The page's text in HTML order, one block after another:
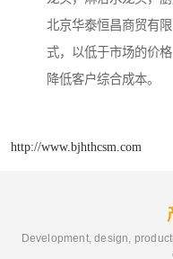
北京华泰恒昌商贸有
式，以低于市场的价
降低客户综合成本。
http://www.bjhthcsm.com
Development, design,